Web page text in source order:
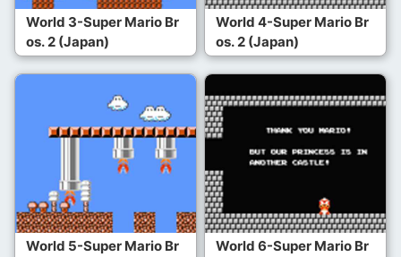
World 3-Super Mario Br
os. 2 (Japan)
World 4-Super Mario Br
os. 2 (Japan)
World 5-Super Mario Br
World 6-Super Mario Br